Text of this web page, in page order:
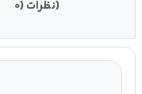
نظرات (0)